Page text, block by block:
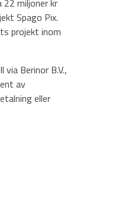
miljoner kr
Spago Pix.
projekt inom
Berinor B.V.,
av
eller